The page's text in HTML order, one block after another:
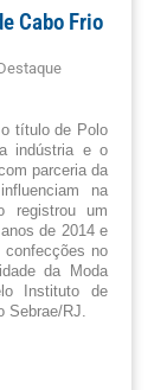
Cabo Frio
título de Polo
indústria e o
parceria da
na
registrou um
de 2014 e
confecções no
da Moda
Instituto de
Sebrae/RJ.